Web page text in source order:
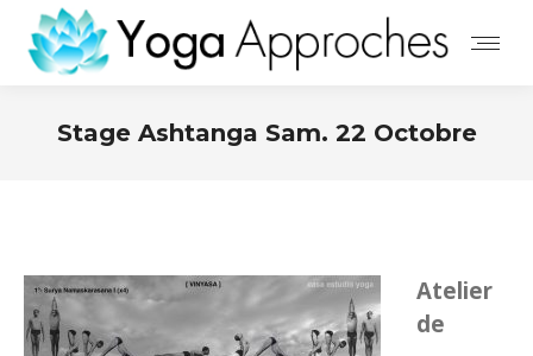
Stage Ashtanga Sam. 22 Octobre
Atelier
de